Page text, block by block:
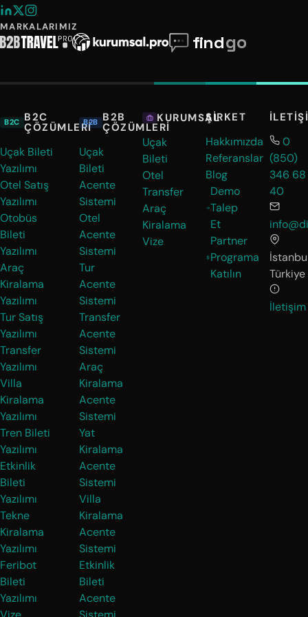
MARKALARIMIZ
B2C B2C
ÇÖZÜMLERI
Uçak Bileti
Yazılımı
Otel Satış
Yazılımı
Otobüs
Bileti
Yazılımı
Araç
Kiralama
Yazılımı
Tur Satış
Yazılımı
Transfer
Yazılımı
Villa
Kiralama
Yazılımı
Tren Bileti
Yazılımı
Etkinlik
Bileti
Yazılımı
Tekne
Kiralama
Yazılımı
Feribot
Bileti
Yazılımı
B2B B2B
ÇÖZÜMLERI
Uçak
Bileti
Acente
Sistemi
Otel
Acente
Sistemi
Tur
Acente
Sistemi
Transfer
Acente
Sistemi
Araç
Kiralama
Acente
Sistemi
Yat
Kiralama
Acente
Sistemi
Villa
Kiralama
Acente
Sistemi
Etkinlik
Bileti
Acente
KURUMSAL
Uçak
Bileti
Otel
Transfer
Araç
Kiralama
Vize
ŞIRKET
Hakkımızda
Referanslar
Blog
Demo
Talep
Et
Partner
Programa
Katılın
0
(850)
346 68
40
Türkiye
İletişim